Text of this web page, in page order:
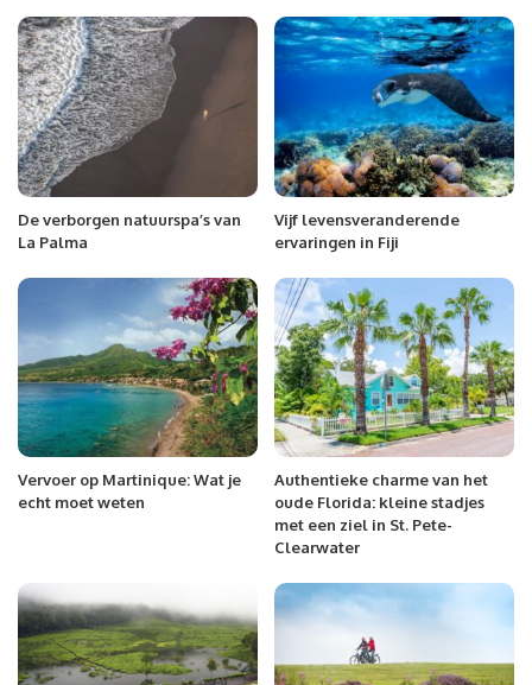
De verborgen natuurspa’s van
La Palma
Vijf levensveranderende
ervaringen in Fiji
Vervoer op Martinique: Wat je
echt moet weten
Authentieke charme van het
oude Florida: kleine stadjes
met een ziel in St. Pete-
Clearwater